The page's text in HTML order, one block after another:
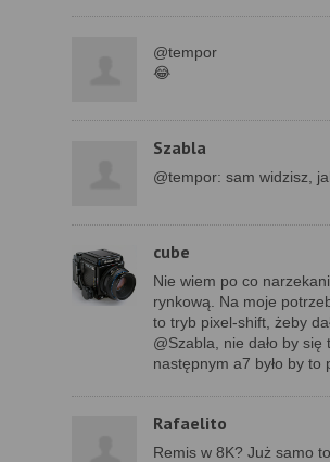
@tempor
😂
Szabla
@tempor: sam widzisz,
cube
Nie wiem po co
rynkową. Na moje
to tryb pixel-shift, żeby
@Szabla, nie dało by
następnym a7 było by to
Rafaelito
Remis w 8K? Już samo